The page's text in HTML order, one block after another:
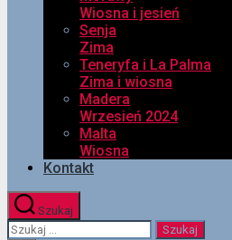
Wiosna i jesień
Senja
Zima
Teneryfa i La Palma
Zima i wiosna
Madera
Wrzesień 2024
Malta
Wiosna
Kontakt
Szukaj
Szukaj: